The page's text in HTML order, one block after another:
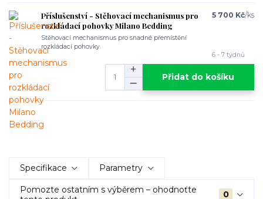
Příslušenství - Stěhovací mechanismus pro
rozkládací pohovky Milano Bedding
Stěhovací mechanismus pro snadné přemístění
rozkládací pohovky.
5 700 Kč/ks
6 - 7 týdnů
Přidat do košíku
Specifikace Parametry
Pomozte ostatním s výběrem – ohodnoťte
0